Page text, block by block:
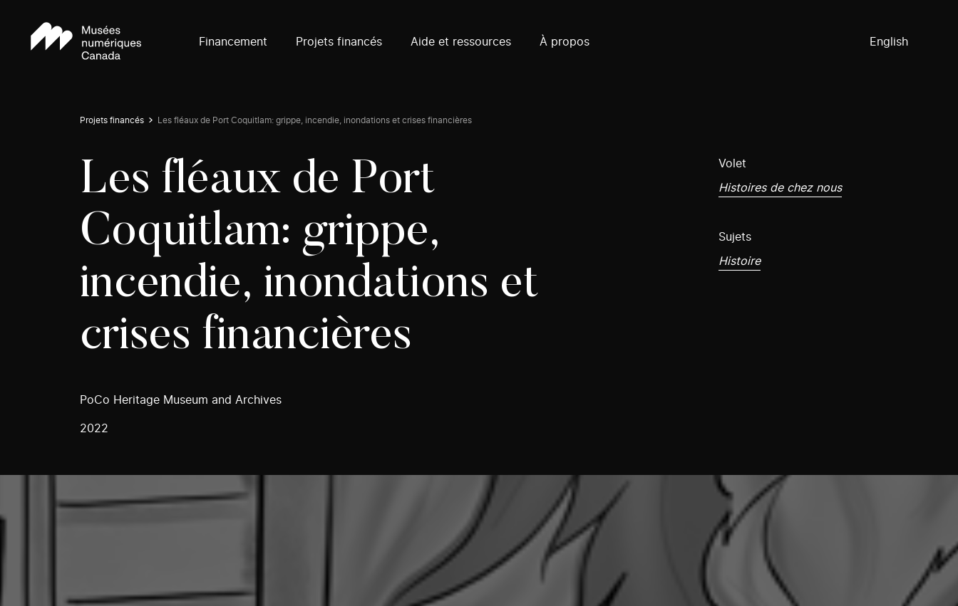
Financement Projets financés Aide et ressources À propos English
Projets financés Les fléaux de Port Coquitlam: grippe, incendie, inondations et crises financières
Les fléaux de Port
Coquitlam: grippe,
incendie, inondations et
crises financières
PoCo Heritage Museum and Archives
2022
Volet
Histoires de chez nous
Sujets
Histoire